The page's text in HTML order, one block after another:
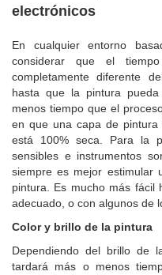
electrónicos
En cualquier entorno
considerar que el
completamente diferente
hasta que la pintura
menos tiempo que el
en que una capa de
está 100% seca. Para la
sensibles e instrumentos
siempre es mejor estimular
pintura. Es mucho más fácil
adecuado, o con algunos de
Color y brillo de la pintura
Dependiendo del brillo de
tardará más o menos